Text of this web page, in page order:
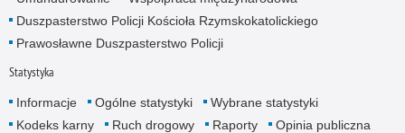
Duszpasterstwo Policji Kościoła Rzymskokatolickiego
Prawosławne Duszpasterstwo Policji
Statystyka
Informacje Ogólne statystyki
Wybrane statystyki
Kodeks karny
Ruch drogowy Raporty Opinia publiczna